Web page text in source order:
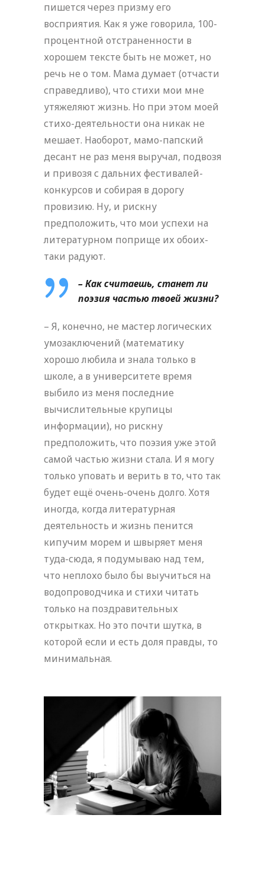
пишется через призму его
восприятия. Как я уже говорила, 100-
процентной отстраненности в
хорошем тексте быть не может, но
речь не о том. Мама думает (отчасти
справедливо), что стихи мои мне
утяжеляют жизнь. Но при этом моей
стихо-деятельности она никак не
мешает. Наоборот, мамо-папский
десант не раз меня выручал, подвозя
и привозя с дальних фестивалей-
конкурсов и собирая в дорогу
провизию. Ну, и рискну
предположить, что мои успехи на
литературном поприще их обоих-
таки радуют.
– Как считаешь, станет ли
поэзия частью твоей жизни?
– Я, конечно, не мастер логических
умозаключений (математику
хорошо любила и знала только в
школе, а в университете время
выбило из меня последние
вычислительные крупицы
информации), но рискну
предположить, что поэзия уже этой
самой частью жизни стала. И я могу
только уповать и верить в то, что так
будет ещё очень-очень долго. Хотя
иногда, когда литературная
деятельность и жизнь пенится
кипучим морем и швыряет меня
туда-сюда, я подумываю над тем,
что неплохо было бы выучиться на
водопроводчика и стихи читать
только на поздравительных
открытках. Но это почти шутка, в
которой если и есть доля правды, то
минимальная.